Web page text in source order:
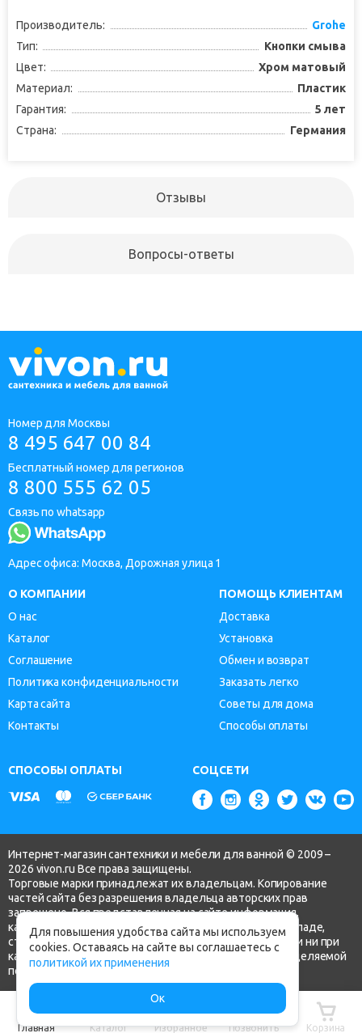
Главная Каталог Избранное Позвонить Корзина
Производитель:
Grohe
Тип:
Кнопки смыва
Цвет:
Хром матовый
Материал:
Пластик
Гарантия:
5 лет
Страна:
Германия
Отзывы
Вопросы-ответы
Номер для Москвы
8 495 647 00 84
Бесплатный номер для регионов
8 800 555 62 05
Связь по whatsapp
Адрес офиса: Москва, Дорожная улица 1
О КОМПАНИИ
О нас
Каталог
Соглашение
Политика конфиденциальности
Карта сайта
Контакты
ПОМОЩЬ КЛИЕНТАМ
Доставка
Установка
Обмен и возврат
Заказать легко
Советы для дома
Способы оплаты
СПОСОБЫ ОПЛАТЫ СОЦСЕТИ
Интернет-магазин сантехники и мебели для ванной © 2009 –
2026 vivon.ru Все права защищены.
Торговые марки принадлежат их владельцам. Копирование
частей сайта без разрешения владельца авторских прав
запрещено. Вся представленная на сайте информация,
касающаяся технических характеристик, наличия на складе,
стоимости товаров, носит информационный характер и ни при
каких условиях не является публичной офертой, определяемой
положениями ч.2 ст. 437 Гражданского кодекса РФ.
Для повышения удобства сайта мы используем
cookies. Оставаясь на сайте вы соглашаетесь с
политикой их применения
Ок